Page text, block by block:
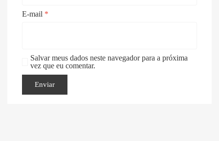
E-mail *
Salvar meus dados neste navegador para a próxima
vez que eu comentar.